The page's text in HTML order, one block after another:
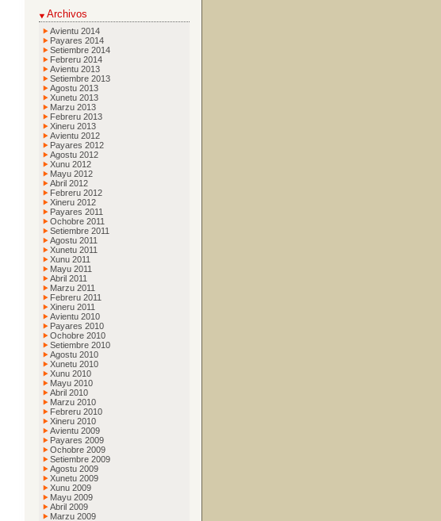
Archivos
Avientu 2014
Payares 2014
Setiembre 2014
Febreru 2014
Avientu 2013
Setiembre 2013
Agostu 2013
Xunetu 2013
Marzu 2013
Febreru 2013
Xineru 2013
Avientu 2012
Payares 2012
Agostu 2012
Xunu 2012
Mayu 2012
Abril 2012
Febreru 2012
Xineru 2012
Payares 2011
Ochobre 2011
Setiembre 2011
Agostu 2011
Xunetu 2011
Xunu 2011
Mayu 2011
Abril 2011
Marzu 2011
Febreru 2011
Xineru 2011
Avientu 2010
Payares 2010
Ochobre 2010
Setiembre 2010
Agostu 2010
Xunetu 2010
Xunu 2010
Mayu 2010
Abril 2010
Marzu 2010
Febreru 2010
Xineru 2010
Avientu 2009
Payares 2009
Ochobre 2009
Setiembre 2009
Agostu 2009
Xunetu 2009
Xunu 2009
Mayu 2009
Abril 2009
Marzu 2009